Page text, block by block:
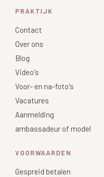
PRAKTIJK
Contact
Over ons
Blog
Video's
Voor- en na-foto's
Vacatures
Aanmelding
ambassadeur of model
VOORWAARDEN
Gespreid betalen